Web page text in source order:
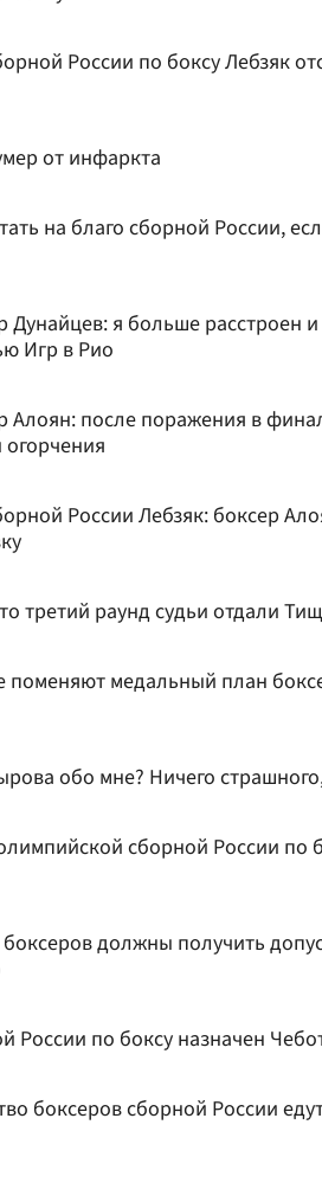
России по боксу Лебзяк
от инфаркта
на благо сборной России,
Дунайцев: я больше расстроен
Игр в Рио
Алоян: после поражения в
России Лебзяк: боксер
третий раунд судьи отдали
поменяют медальный план
обо мне? Ничего
сборной России по
боксеров должны получить
России по боксу назначен
боксеров сборной России